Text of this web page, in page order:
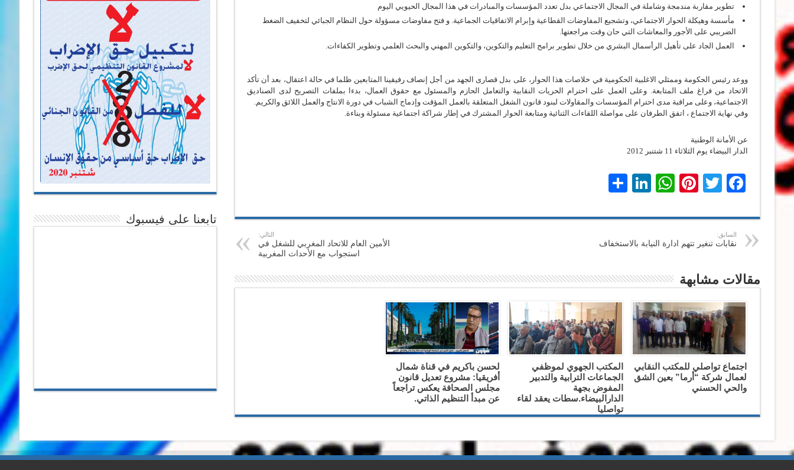
تطوير مقاربة مندمجة وشاملة في المجال الاجتماعي بدل تعدد المؤسسات والمبادرات في هذا المجال الحيويي اليوم
مأسسة وهيكلة الحوار الاجتماعي، وتشجيع المفاوضات القطاعية وإبرام الاتفاقيات الجماعية. و فتح مفاوضات مسؤولة حول النظام الجبائي لتخفيف الضغط
الضريبي على الأجور والمعاشات التي حان وقت مراجعتها.
العمل الجاد على تأهيل الرأسمال البشري من خلال تطوير برامج التعليم والتكوين، والتكوين المهني والبحث العلمي وتطوير الكفاءات.
ووعد رئيس الحكومة وممثلي الاغلبية الحكومية في خلاصات هذا الحوار، على بدل قصارى الجهد من أجل إنصاف رفيقينا المتابعين ظلما في حالة اعتقال، بعد أن تأكد
الاتحاد من فراغ ملف المتابعة. وعلى العمل على احترام الحريات النقابية والتعامل الحازم والمسئول مع حقوق العمال، بدءا بملفات التصريح لدى الصناديق
الاجتماعية، وعلى مراقبة مدى احترام المؤسسات والمقاولات لبنود قانون الشغل المتعلقة بالعمل المؤقت وإدماج الشباب في دورة الانتاج والعمل اللائق والكريم.
وفي نهاية الاجتماع ، اتفق الطرفان على مواصلة اللقاءات الثنائية ومتابعة الحوار المشترك في إطار شراكة اجتماعية مسئولة وبناءة.
عن الأمانة الوطنية
الدار البيضاء يوم الثلاثاء 11 شتنبر 2012
Facebook
Twitter
Pinterest
WhatsApp
LinkedIn
السابق:
نقابات تنغير تتهم ادارة النيابة بالاستخفاف
التالي:
الأمين العام للاتحاد المغربي للشغل في
استجواب مع الأحداث المغربية
مقالات مشابهة
اجتماع تواصلي للمكتب النقابي
لعمال شركة “أرما” بعين الشق
والحي الحسني
المكتب الجهوي لموظفي
الجماعات الترابية والتدبير
المفوض بجهة
الدارالبيضاء.سطات يعقد لقاء
تواصليا
لحسن باكريم في قناة شمال
أفريقيا: مشروع تعديل قانون
مجلس الصحافة يعكس تراجعاً
عن مبدأ التنظيم الذاتي.
تابعنا على فيسبوك